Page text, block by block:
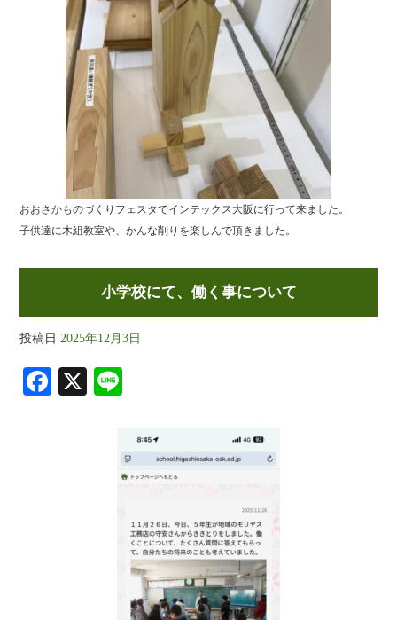
おおさかものづくりフェスタでインテックス大阪に行って来ました。
子供達に木組教室や、かんな削りを楽しんで頂きました。
小学校にて、働く事について
投稿日 2025年12月3日
Fa X